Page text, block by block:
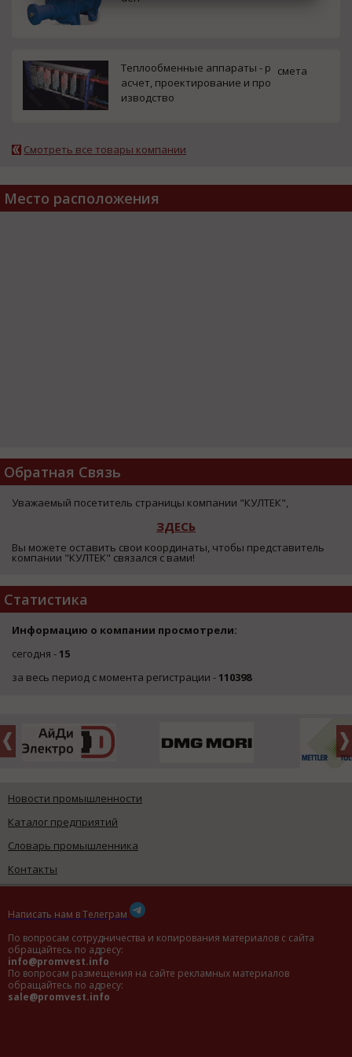
Теплообменные аппараты - р
асчет, проектирование и про
изводство
смета
Смотреть все товары компании
Место расположения
Обратная Связь
Уважаемый посетитель страницы компании "КУЛТЕК",
ЗДЕСЬ
Вы можете оставить свои координаты, чтобы представитель
компании "КУЛТЕК" связался с вами!
Статистика
Информацию о компании просмотрели:
сегодня -15
за весь период с момента регистрации -110398
Новости промышленности
Каталог предприятий
Словарь промышленника
Контакты
Написать нам в Телеграм
По вопросам сотрудничества и копирования материалов с сайта
обращайтесь по адресу:
info@promvest.info
По вопросам размещения на сайте рекламных материалов
обращайтесь по адресу:
sale@promvest.info